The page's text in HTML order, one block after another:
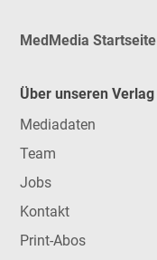
MedMedia Startseite
Über unseren Verlag
Mediadaten
Team
Jobs
Kontakt
Print-Abos